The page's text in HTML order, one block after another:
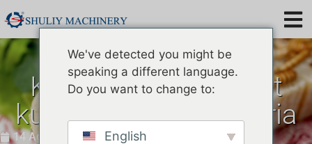
Kirimkan ayakan ulat
kuning ke-5 ke Bulgaria
14 Agustus 2023
We've detected you might be
speaking a different language.
Do you want to change to:
English